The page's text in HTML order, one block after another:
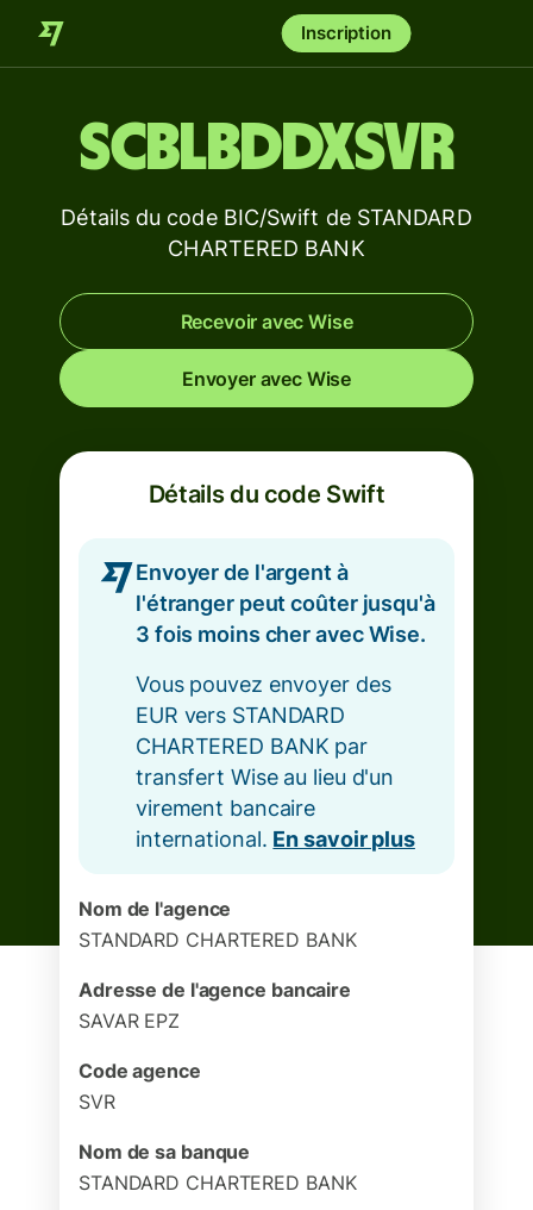
Inscription
SCBLBDDXSVR
Détails du code BIC/Swift de STANDARD
CHARTERED BANK
Recevoir avec Wise
Envoyer avec Wise
Détails du code Swift
Envoyer de l'argent à
l'étranger peut coûter jusqu'à
3 fois moins cher avec Wise.
Vous pouvez envoyer des
EUR vers STANDARD
CHARTERED BANK par
transfert Wise au lieu d'un
virement bancaire
international. En savoir plus
Nom de l'agence
STANDARD CHARTERED BANK
Adresse de l'agence bancaire
SAVAR EPZ
Code agence
SVR
Nom de sa banque
STANDARD CHARTERED BANK